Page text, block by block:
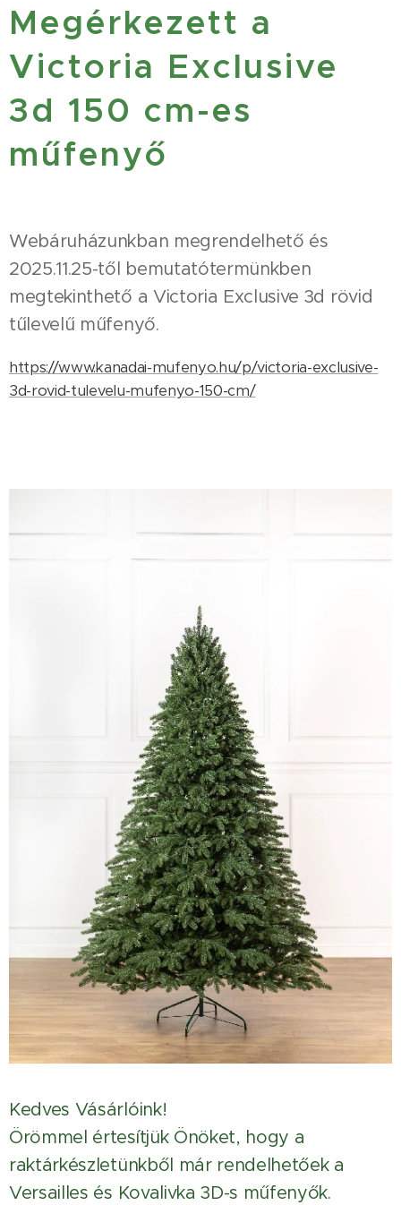
Megérkezett a
Victoria Exclusive
3d 150 cm-es
műfenyő
Webáruházunkban megrendelhető és
2025.11.25-től bemutatótermünkben
megtekinthető a Victoria Exclusive 3d rövid
tűlevelű műfenyő.
https://www.kanadai-mufenyo.hu/p/victoria-exclusive-
3d-rovid-tulevelu-mufenyo-150-cm/
Kedves Vásárlóink!
Örömmel értesítjük Önöket, hogy a
raktárkészletünkből már rendelhetőek a
Versailles és Kovalivka 3D-s műfenyők.